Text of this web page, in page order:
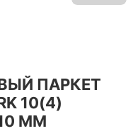
ПАРКЕТ
10(4)
ММ